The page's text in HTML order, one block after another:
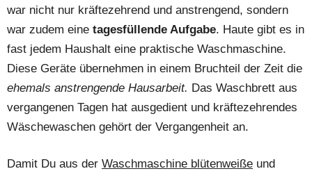
war nicht nur kräftezehrend und anstrengend, sondern
war zudem eine tagesfüllende Aufgabe. Haute gibt es in
fast jedem Haushalt eine praktische Waschmaschine.
Diese Geräte übernehmen in einem Bruchteil der Zeit die
ehemals anstrengende Hausarbeit. Das Waschbrett aus
vergangenen Tagen hat ausgedient und kräftezehrendes
Wäschewaschen gehört der Vergangenheit an.
Damit Du aus der Waschmaschine blütenweiße und